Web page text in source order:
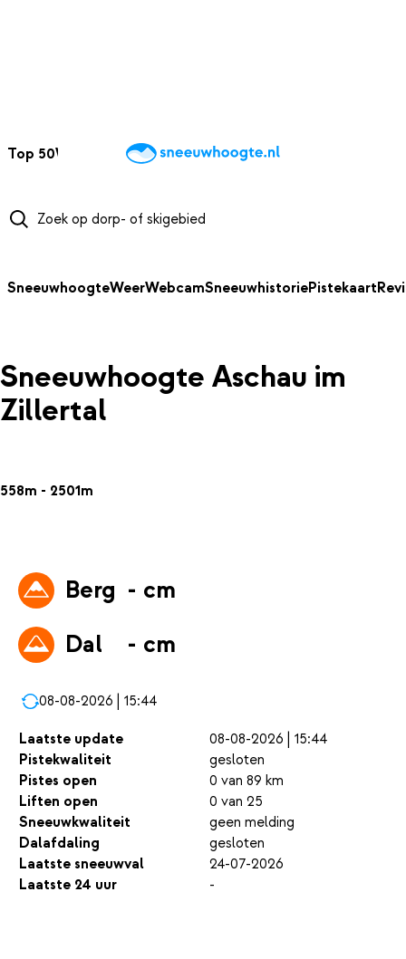
Top 50Webcams WintersportweerKaarten
SneeuwhoogteWeerWebcamSneeuwhistoriePistekaart
Sneeuwhoogte Aschau im
Zillertal
558m - 2501m
Berg - cm
Dal
- cm
08-08-2026 | 15:44
Laatste update
08-08-2026 | 15:44
Pistekwaliteit
gesloten
Pistes open
0 van 89 km
Liften open
0 van 25
Sneeuwkwaliteit
geen melding
Dalafdaling
gesloten
Laatste sneeuwval
24-07-2026
Laatste 24 uur
-